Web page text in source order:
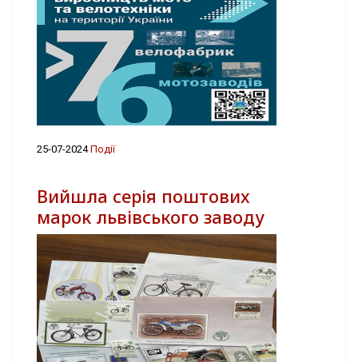
25-07-2024Події
Вийшла серія поштових
марок львівського заводу